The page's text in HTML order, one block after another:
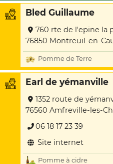
Bled Guillaume
760 rte de l'epine la
76850 Montreuil-en-
Pomme de Terre
Earl de yémanville
1352 route de
76560 Amfreville-les-
06 18 17 23 39
Site internet
Pomme à cidre